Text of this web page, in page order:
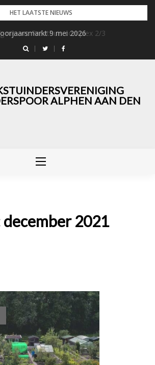
HET LAATSTE NIEUWS
nieuwe Praathuis complex 2/3
9 mei 2026
ALPHEN AAN DEN
december 2021